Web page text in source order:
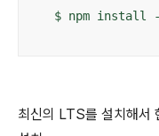
$ npm install -
최신의 LTS를 설치해서